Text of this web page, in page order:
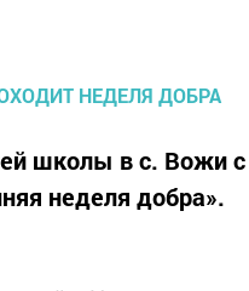
школы в с. Вожи с
неделя добра».